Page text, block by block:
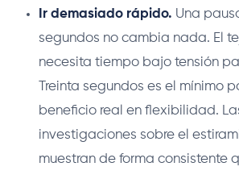
Ir demasiado rápido. Una
segundos no cambia nada. El
necesita tiempo bajo tensión
Treinta segundos es el mínimo
beneficio real en flexibilidad.
investigaciones sobre el
muestran de forma consistente